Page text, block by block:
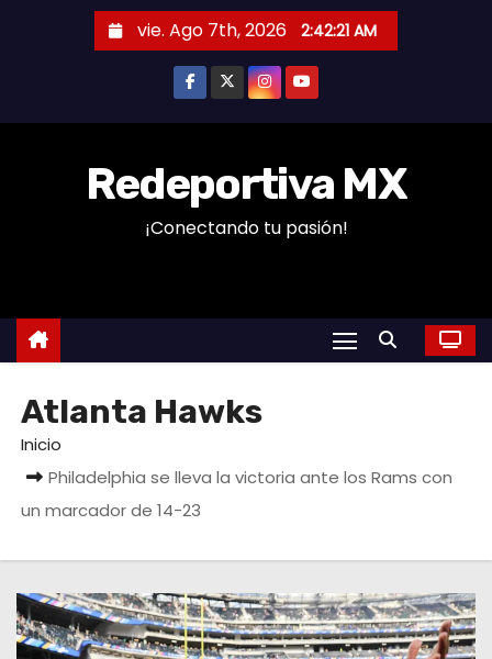
n
vie. Ago 7th, 2026 2:42:21 AM
Redeportiva MX
¡Conectando tu pasión!
Atlanta Hawks
Inicio
Philadelphia se lleva la victoria ante los Rams con
un marcador de 14-23